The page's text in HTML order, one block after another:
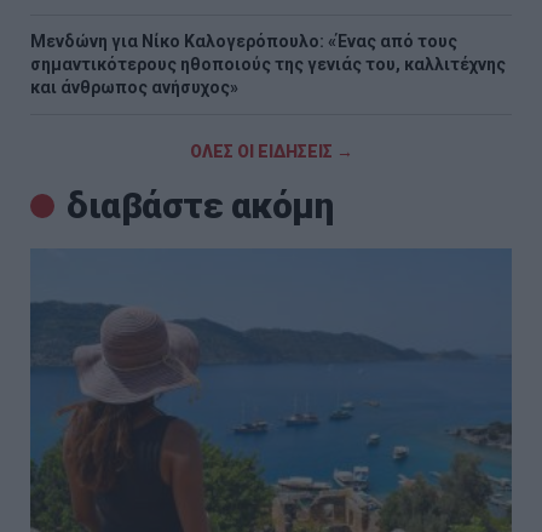
Μενδώνη για Νίκο Καλογερόπουλο: «Ένας από τους
σημαντικότερους ηθοποιούς της γενιάς του, καλλιτέχνης
και άνθρωπος ανήσυχος»
ΟΛΕΣ ΟΙ ΕΙΔΗΣΕΙΣ →
διαβάστε ακόμη